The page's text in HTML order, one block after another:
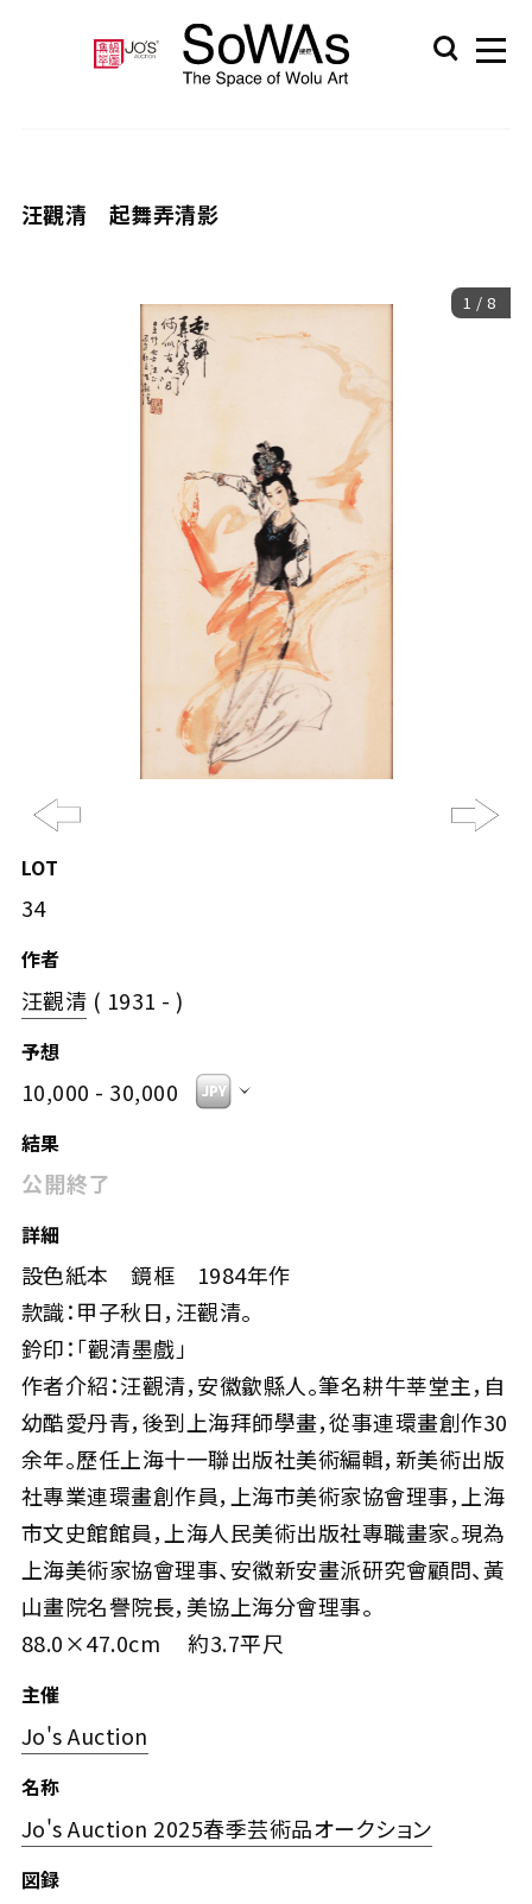
LOT
34
作者
汪觀清 ( 1931 - )
予想
10,000 - 30,000
結果
公開終了
詳細
設色紙本 鏡框 1984年作
款識：甲子秋日，汪觀清。
鈐印：「觀清墨戲」
作者介紹：汪觀清，安徽歙縣人。筆名耕牛莘堂主，自
幼酷愛丹青，後到上海拜師學畫，從事連環畫創作30
余年。歷任上海十一聯出版社美術編輯，新美術出版
社專業連環畫創作員，上海市美術家協會理事，上海
市文史館館員，上海人民美術出版社專職畫家。現為
上海美術家協會理事、安徽新安畫派研究會顧問、黃
山畫院名譽院長，美協上海分會理事。
88.0×47.0cm 約3.7平尺
主催
Jo's Auction
名称
Jo's Auction 2025春季芸術品オークション
図録
1 / 8
Previous
汪觀清 起舞弄清影